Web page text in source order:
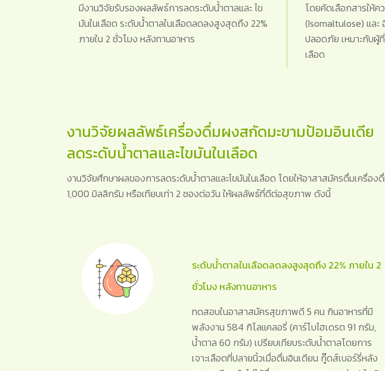
มีงานวิจัยรับรองผลลัพธ์การลดระดับน้ำตาลและ ไข
มันในเลือด ระดับน้ำตาลในเลือดลดลงสูงสุดถึง 22%
ภายใน 2 ชั่วโมง หลังทานอาหาร
โดยคัดเลือกสารให้ค
(Isomaltulose) แล
ปลอดภัย เหมาะกับผู้
เลือด
งานวิจัยผลลัพธ์เครื่องดื่มผงสกัดมะขามป้อมอินเดีย
ลดระดับน้ำตาลและไขมันในเลือด
งานวิจัยศึกษาผลของการลดระดับน้ำตาลและไขมันในเลือด โดยให้อาสาสมัครดื่มเครื่อ
1,000 มิลลิกรัม หรือเทียบเท่า 2 ซองต่อวัน ให้ผลลัพธ์ที่ดีต่อสุขภาพ ดังนี้
ระดับน้ำตาลในเลือดลดลงสูงสุดถึง 22% ภายใน 2
ชั่วโมง หลังทานอาหาร
ทดสอบในอาสาสมัครสุขภาพดี 5 คน กินอาหารที่มี
พลังงาน 584 กิโลแคลอรี่ (คาร์โบไฮเดรต 91 กรัม,
น้ำตาล 60 กรัม) เปรียบเทียบระดับน้ำตาลโดยการ
เจาะเลือดที่ปลายนิ้วเมื่อดื่มอินเดียน กู๊ดส์เบอร์รี่หลัง